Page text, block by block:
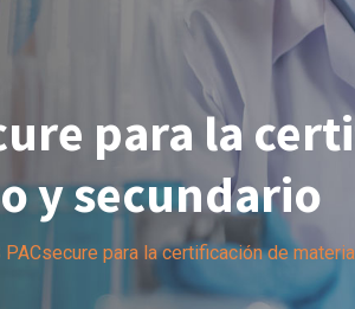
para la
y secundario
PACsecure para la certificación de